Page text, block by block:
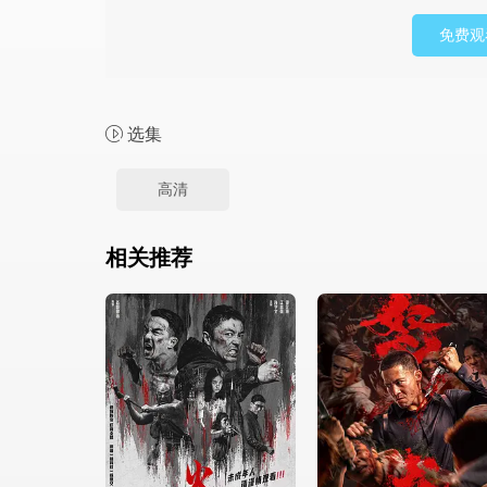
免费
选集
高清
相关推荐